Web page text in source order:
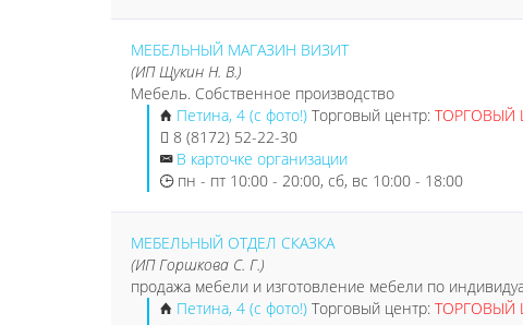
МЕБЕЛЬНЫЙ МАГАЗИН ВИЗИТ
(ИП Щукин Н. В.)
Мебель. Собственное производство
Петина, 4 (с фото!) Торговый центр: ТОРГОВЫЙ
8 (8172) 52-22-30
В карточке организации
пн - пт 10:00 - 20:00, сб, вс 10:00 - 18:00
МЕБЕЛЬНЫЙ ОТДЕЛ СКАЗКА
(ИП Горшкова С. Г.)
продажа мебели и изготовление мебели по
Петина, 4 (с фото!) Торговый центр: ТОРГОВЫЙ